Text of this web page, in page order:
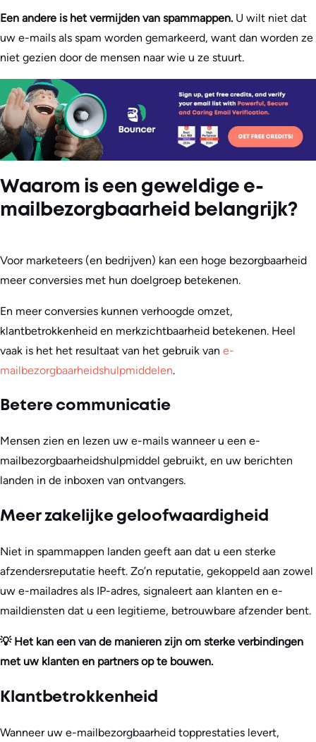
Een andere is het vermijden van spammappen. U wilt niet dat
uw e-mails als spam worden gemarkeerd, want dan worden ze
niet gezien door de mensen naar wie u ze stuurt.
Waarom is een geweldige e-
mailbezorgbaarheid belangrijk?
Voor marketeers (en bedrijven) kan een hoge bezorgbaarheid
meer conversies met hun doelgroep betekenen.
En meer conversies kunnen verhoogde omzet,
klantbetrokkenheid en merkzichtbaarheid betekenen. Heel
vaak is het het resultaat van het gebruik van e-
mailbezorgbaarheidshulpmiddelen.
Betere communicatie
Mensen zien en lezen uw e-mails wanneer u een e-
mailbezorgbaarheidshulpmiddel gebruikt, en uw berichten
landen in de inboxen van ontvangers.
Meer zakelijke geloofwaardigheid
Niet in spammappen landen geeft aan dat u een sterke
afzendersreputatie heeft. Zo’n reputatie, gekoppeld aan zowel
uw e-mailadres als IP-adres, signaleert aan klanten en e-
maildiensten dat u een legitieme, betrouwbare afzender bent.
💡 Het kan een van de manieren zijn om sterke verbindingen
met uw klanten en partners op te bouwen.
Klantbetrokkenheid
Wanneer uw e-mailbezorgbaarheid topprestaties levert,